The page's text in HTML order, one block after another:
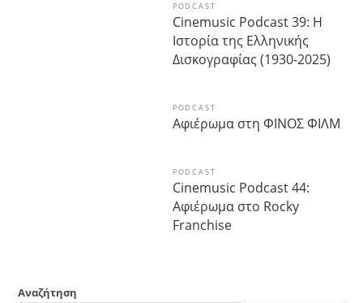
PODCAST
Cinemusic Podcast 39: Η
Ιστορία της Ελληνικής
Δισκογραφίας (1930-2025)
PODCAST
Αφιέρωμα στη ΦΙΝΟΣ ΦΙΛΜ
PODCAST
Cinemusic Podcast 44:
Αφιέρωμα στο Rocky
Franchise
Αναζήτηση